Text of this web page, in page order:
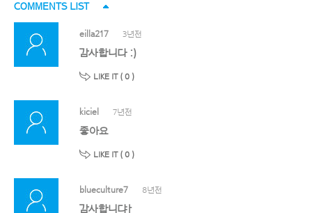
COMMENTS LIST
eilla217 3년전
감사합니다 :)
LIKE IT ( 0 )
kiciel 7년전
좋아요
LIKE IT ( 0 )
blueculture7 8년전
감사합니댜ㅏ